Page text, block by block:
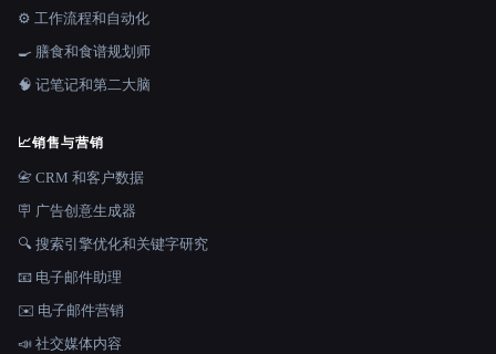
⚙️ 工作流程和自动化
🍳 膳食和食谱规划师
🧠 记笔记和第二大脑
📈销售与营销
📇 CRM 和客户数据
🪧 广告创意生成器
🔍 搜索引擎优化和关键字研究
📧 电子邮件助理
✉️ 电子邮件营销
📣 社交媒体内容